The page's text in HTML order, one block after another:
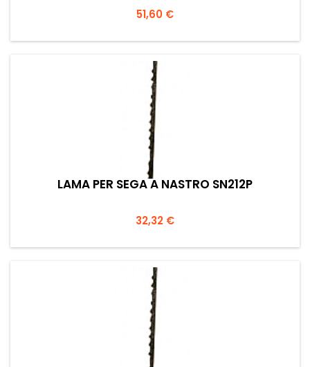
Prezzo
51,60 €
LAMA PER SEGA A NASTRO SN212P
Prezzo
32,32 €